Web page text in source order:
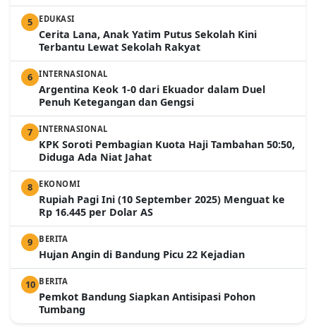
5 EDUKASI
Cerita Lana, Anak Yatim Putus Sekolah Kini
Terbantu Lewat Sekolah Rakyat
6 INTERNASIONAL
Argentina Keok 1-0 dari Ekuador dalam Duel
Penuh Ketegangan dan Gengsi
7 INTERNASIONAL
KPK Soroti Pembagian Kuota Haji Tambahan 50:50,
Diduga Ada Niat Jahat
8 EKONOMI
Rupiah Pagi Ini (10 September 2025) Menguat ke
Rp 16.445 per Dolar AS
9 BERITA
Hujan Angin di Bandung Picu 22 Kejadian
10 BERITA
Pemkot Bandung Siapkan Antisipasi Pohon
Tumbang